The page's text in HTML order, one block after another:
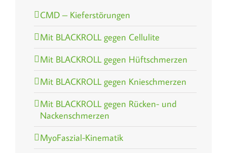
CMD – Kieferstörungen
Mit BLACKROLL gegen Cellulite
Mit BLACKROLL gegen Hüftschmerzen
Mit BLACKROLL gegen Knieschmerzen
Mit BLACKROLL gegen Rücken- und
Nackenschmerzen
MyoFaszial-Kinematik